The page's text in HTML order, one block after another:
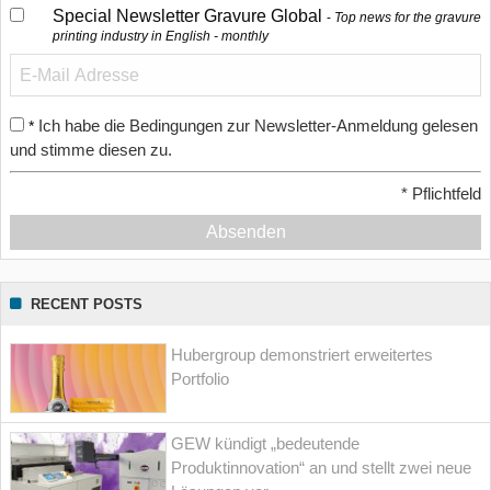
Special Newsletter Gravure Global
Top news for the gravure
printing industry in English - monthly
* Ich habe die Bedingungen zur Newsletter-Anmeldung gelesen
und stimme diesen zu.
* Pflichtfeld
Absenden
RECENT POSTS
Hubergroup demonstriert erweitertes
Portfolio
GEW kündigt „bedeutende
Produktinnovation“ an und stellt zwei neue